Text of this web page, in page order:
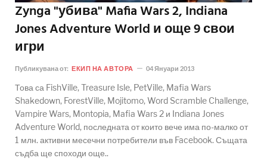
Zynga "убива" Mafia Wars 2, Indiana
Jones Adventure World и още 9 свои
игри
Публикувана от: ЕКИП НА АВТОРА 04 Януари 2013
Това са FishVille, Treasure Isle, PetVille, Mafia Wars
Shakedown, ForestVille, Mojitomo, Word Scramble Challenge,
Vampire Wars, Montopia, Mafia Wars 2 и Indiana Jones
Adventure World, последната от които вече има по-малко от
1 млн. активни месечни потребители във Facebook. Същата
съдба ще споходи още..